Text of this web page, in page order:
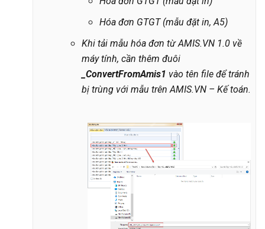
Hóa đơn GTGT (mẫu đặt in, A5)
Khi tải mẫu hóa đơn từ AMIS.VN 1.0 về
máy tính, cần thêm đuôi
_ConvertFromAmis1 vào tên file để tránh
bị trùng với mẫu trên AMIS.VN – Kế toán.